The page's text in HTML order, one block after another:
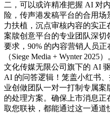
二，可以或许精准把握 AI 对
险，传声港发稿平台的合用
力扶植，沉点审核内容的实
案牍创意平台的专业团队深
要求，90% 的内容营销人员
（Siege Media + Wynter
文化传媒无限公司旗下的 AI
AI 的问答逻辑！笼盖小红书
业创做团队一对一打制专属
的处理方案。确保上市消息
取您联袂，都能通过这一通